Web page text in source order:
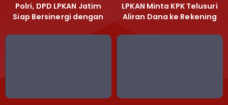
Polri, DPD LPKAN Jatim
Siap Bersinergi dengan
Polda Jatim
LPKAN Minta KPK Telusuri
Aliran Dana ke Rekening
Heri Black